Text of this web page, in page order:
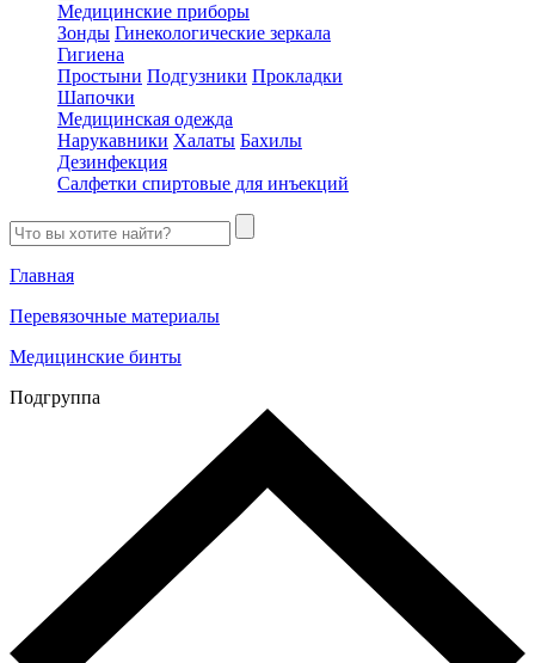
Медицинские приборы
Зонды Гинекологические зеркала
Гигиена
Простыни Подгузники Прокладки
Шапочки
Медицинская одежда
Нарукавники Халаты Бахилы
Дезинфекция
Салфетки спиртовые для инъекций
Главная
Перевязочные материалы
Медицинские бинты
Подгруппа